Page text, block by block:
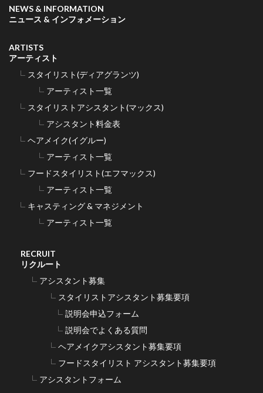
NEWS & INFORMATION
ニュース & インフォメーション
ARTISTS
アーティスト
スタイリスト(ディアグランツ)
アーティスト一覧
スタイリストアシスタント(マックス)
アシスタント料金表
ヘアメイク(イグルー)
アーティスト一覧
フードスタイリスト(エフマックス)
アーティスト一覧
キャスティング & マネジメント
アーティスト一覧
RECRUIT
リクルート
アシスタント募集
スタイリストアシスタント募集要項
説明会申込フォーム
説明会でよくある質問
ヘアメイクアシスタント募集要項
フードスタイリスト アシスタント募集要項
アシスタントフォーム